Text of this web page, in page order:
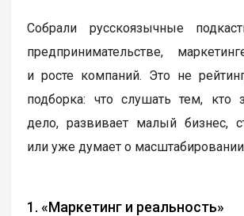
Собрали русскоязычные
предпринимательстве,
и росте компаний. Это не
подборка: что слушать тем, кто
дело, развивает малый бизнес,
или уже думает о
1. «Маркетинг и реальность»